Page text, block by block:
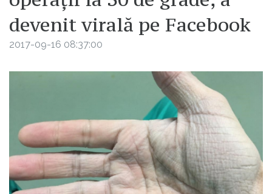
devenit virală pe Facebook
2017-09-16 08:37:00